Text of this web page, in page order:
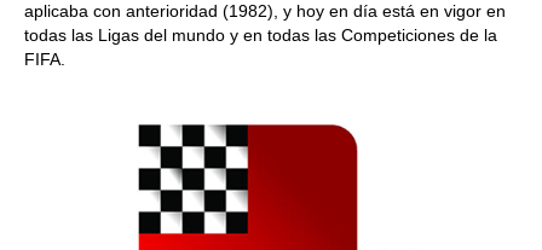
aplicaba con anterioridad (1982), y hoy en día está en vigor en
todas las Ligas del mundo y en todas las Competiciones de la
FIFA.